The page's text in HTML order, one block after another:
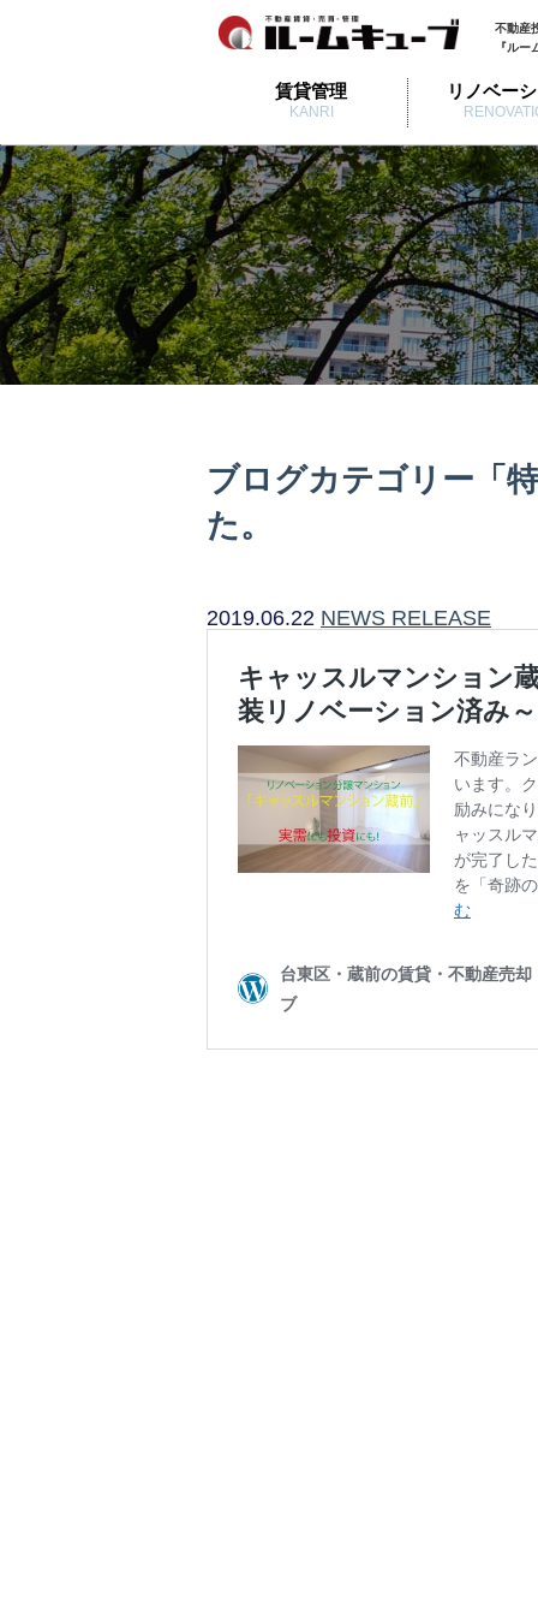
不動産
『ル
賃貸管理
KANRI
リノベー
ブログカテゴリー「
た。
2019.06.22 NEWS RELEASE